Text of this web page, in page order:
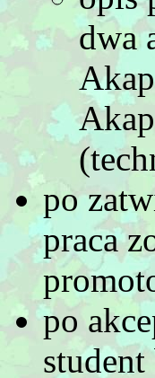
dwa
po
praca
po